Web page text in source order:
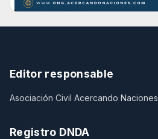
Editor responsable
Asociación Civil Acercando Naciones
Registro DNDA